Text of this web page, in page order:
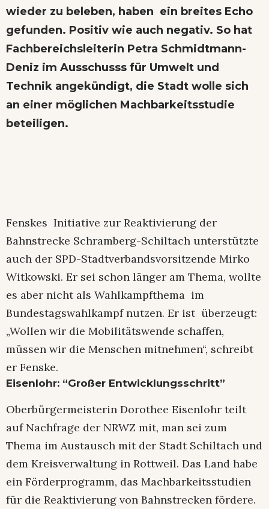
wieder zu beleben, haben ein breites Echo
gefunden. Positiv wie auch negativ. So hat
Fachbereichsleiterin Petra Schmidtmann-
Deniz im Ausschusss für Umwelt und
Technik angekündigt, die Stadt wolle sich
an einer möglichen Machbarkeitsstudie
beteiligen.
Fenskes Initiative zur Reaktivierung der
Bahnstrecke Schramberg-Schiltach unterstützte
auch der SPD-Stadtverbandsvorsitzende Mirko
Witkowski. Er sei schon länger am Thema, wollte
es aber nicht als Wahlkampfthema im
Bundestagswahlkampf nutzen. Er ist überzeugt:
„Wollen wir die Mobilitätswende schaffen,
müssen wir die Menschen mitnehmen“, schreibt
er Fenske.
Eisenlohr: “Großer Entwicklungsschritt”
Oberbürgermeisterin Dorothee Eisenlohr teilt
auf Nachfrage der NRWZ mit, man sei zum
Thema im Austausch mit der Stadt Schiltach und
dem Kreisverwaltung in Rottweil. Das Land habe
ein Förderprogramm, das Machbarkeitsstudien
für die Reaktivierung von Bahnstrecken fördere.